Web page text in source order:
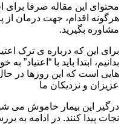
محتوای این مقاله صرفا
هرگونه اقدام، جهت درمان از
مشاوره بگیرید.
برای این که درباره ی ترک
بدانیم، ابتدا باید با “اعتیاد”
هایی است که این روزها در
عزیزان و نزدیکان ما
درگیر این بیمار خاموش می
نجات پیدا کنند. در ادامه به